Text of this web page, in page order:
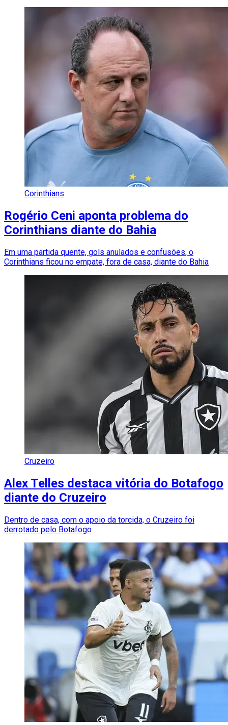
Corinthians
Rogério Ceni aponta problema do
Corinthians diante do Bahia
Em uma partida quente, gols anulados e confusões, o
Corinthians ficou no empate, fora de casa, diante do Bahia
Cruzeiro
Alex Telles destaca vitória do Botafogo
diante do Cruzeiro
Dentro de casa, com o apoio da torcida, o Cruzeiro foi
derrotado pelo Botafogo